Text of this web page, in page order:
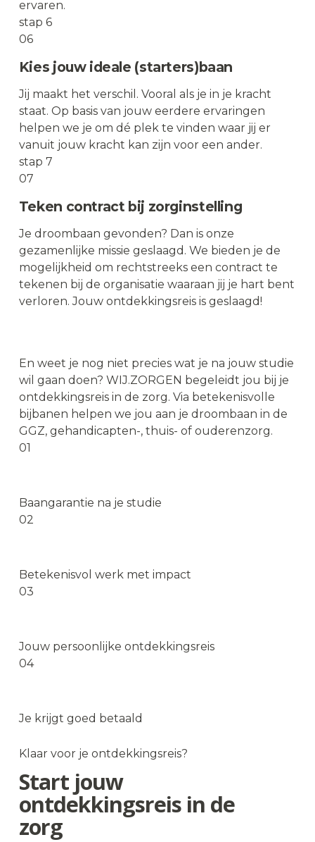
ervaren.
stap 6
06
Kies jouw ideale (starters)baan
Jij maakt het verschil. Vooral als je in je kracht
staat. Op basis van jouw eerdere ervaringen
helpen we je om dé plek te vinden waar jij er
vanuit jouw kracht kan zijn voor een ander.
stap 7
07
Teken contract bij zorginstelling
Je droombaan gevonden? Dan is onze
gezamenlijke missie geslaagd. We bieden je de
mogelijkheid om rechtstreeks een contract te
tekenen bij de organisatie waaraan jij je hart bent
verloren. Jouw ontdekkingsreis is geslaagd!
En weet je nog niet precies wat je na jouw studie
wil gaan doen? WIJ.ZORGEN begeleidt jou bij je
ontdekkingsreis in de zorg. Via betekenisvolle
bijbanen helpen we jou aan je droombaan in de
GGZ, gehandicapten-, thuis- of ouderenzorg.
01
Baangarantie na je studie
02
Betekenisvol werk met impact
03
Jouw persoonlijke ontdekkingsreis
04
Je krijgt goed betaald
Klaar voor je ontdekkingsreis?
Start jouw
ontdekkingsreis in de
zorg